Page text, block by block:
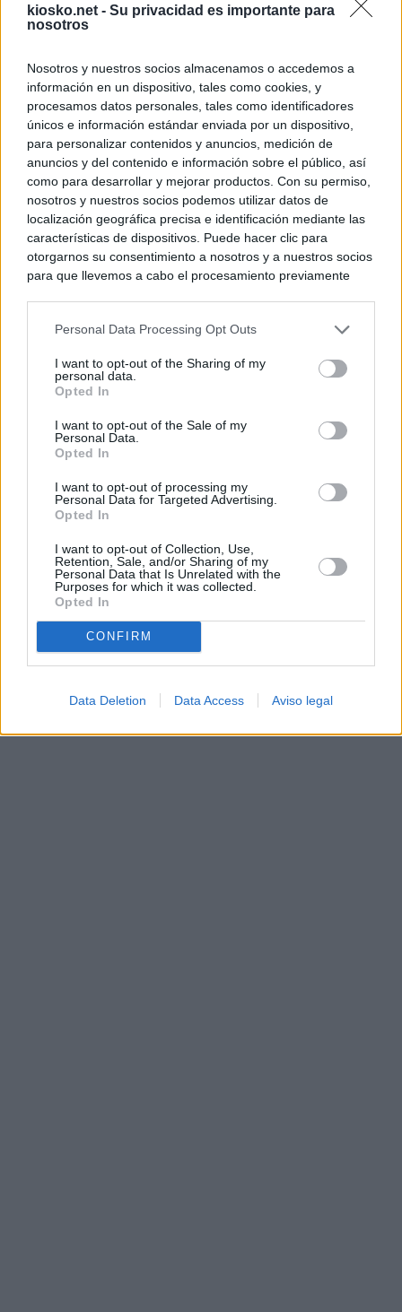
kiosko.net - Su privacidad es importante para
nosotros
Nosotros y nuestros socios almacenamos o accedemos a
información en un dispositivo, tales como cookies, y
procesamos datos personales, tales como identificadores
únicos e información estándar enviada por un dispositivo,
para personalizar contenidos y anuncios, medición de
anuncios y del contenido e información sobre el público, así
como para desarrollar y mejorar productos. Con su permiso,
nosotros y nuestros socios podemos utilizar datos de
localización geográfica precisa e identificación mediante las
características de dispositivos. Puede hacer clic para
otorgarnos su consentimiento a nosotros y a nuestros socios
para que llevemos a cabo el procesamiento previamente
negar su consentimiento. Tenga en cuenta que algún
de su consentimiento, pero usted tiene el derecho de
rechazar tal procesamiento. Sus preferencias se aplicarán
cualquier momento entrando de nuevo en este sitio web o
visitando nuestra política de privacidad.
Personal Data Processing Opt Outs
I want to opt-out of the Sharing of my
personal data.
Opted In
I want to opt-out of the Sale of my
Personal Data.
Opted In
I want to opt-out of processing my
Personal Data for Targeted Advertising.
Opted In
I want to opt-out of Collection, Use,
Retention, Sale, and/or Sharing of my
Personal Data that Is Unrelated with the
Purposes for which it was collected.
Opted In
CONFIRM
Data Deletion Data Access Aviso legal